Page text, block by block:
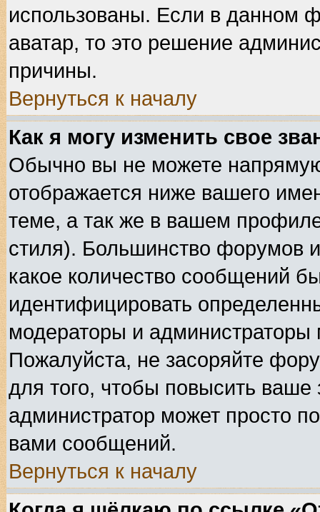
использованы. Если в данном
аватар, то это решение
причины.
Вернуться к началу
Как я могу изменить свое
Обычно вы не можете
отображается ниже вашего
теме, а так же в вашем
стиля). Большинство форумов
какое количество сообщений
идентифицировать
модераторы и администраторы
Пожалуйста, не засоряйте
для того, чтобы повысить ваше
администратор может просто
вами сообщений.
Вернуться к началу